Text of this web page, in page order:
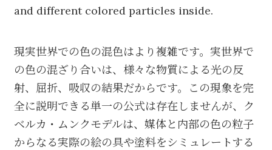
and different colored particles inside.
現実世界での色の混色はより複雑です。実世界で
の色の混ざり合いは、様々な物質による光の反
射、屈折、吸収の結果だからです。この現象を完
全に説明できる単一の公式は存在しませんが、ク
ベルカ・ムンクモデルは、媒体と内部の色の粒子
からなる実際の絵の具や塗料をシミュレートする